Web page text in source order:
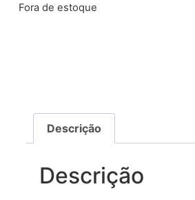
Fora de estoque
Descrição
Descrição